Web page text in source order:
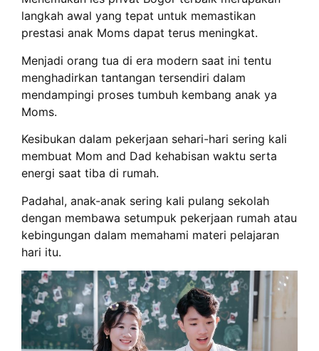
langkah awal yang tepat untuk memastikan
prestasi anak Moms dapat terus meningkat.
Menjadi orang tua di era modern saat ini tentu
menghadirkan tantangan tersendiri dalam
mendampingi proses tumbuh kembang anak ya
Moms.
Kesibukan dalam pekerjaan sehari-hari sering kali
membuat Mom and Dad kehabisan waktu serta
energi saat tiba di rumah.
Padahal, anak-anak sering kali pulang sekolah
dengan membawa setumpuk pekerjaan rumah atau
kebingungan dalam memahami materi pelajaran
hari itu.